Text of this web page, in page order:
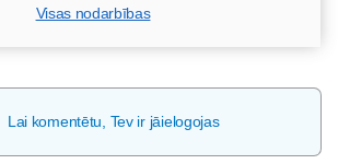
Visas nodarbības
Lai komentētu, Tev ir jāielogojas